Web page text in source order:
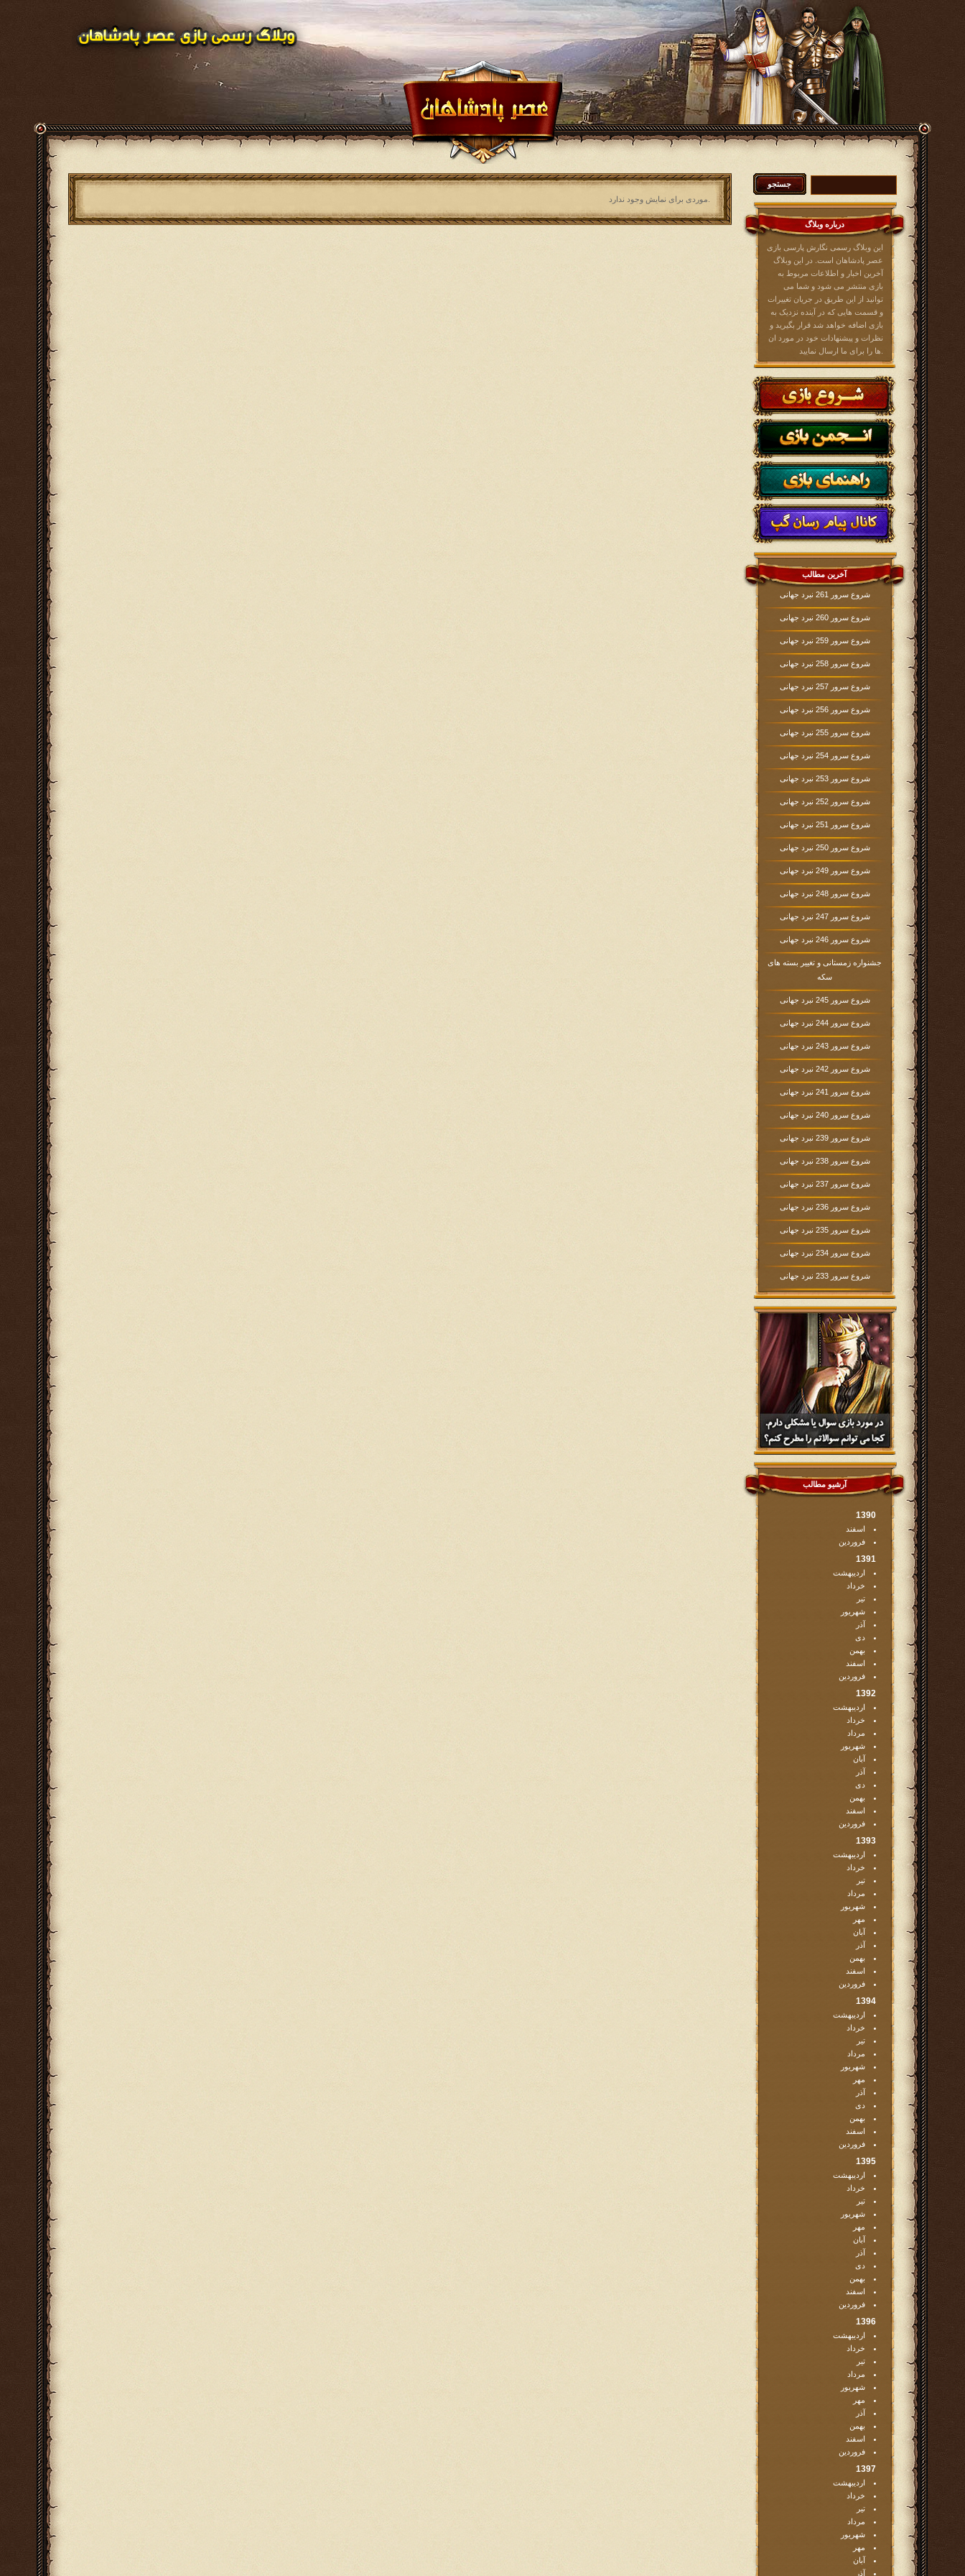
درباره وبلاگ
این وبلاگ رسمی نگارش پارسی بازی
عصر پادشاهان است. در این وبلاگ
آخرین اخبار و اطلاعات مربوط به
بازی منتشر می شود و شما می
توانید از این طریق در جریان تغییرات
و قسمت هایی که در آینده نزدیک به
بازی اضافه خواهد شد قرار بگیرید و
نظرات و پیشنهادات خود در مورد ان
آخرین مطالب
شروع سرور 261 نبرد جهانی
شروع سرور 260 نبرد جهانی
شروع سرور 259 نبرد جهانی
شروع سرور 258 نبرد جهانی
شروع سرور 257 نبرد جهانی
شروع سرور 256 نبرد جهانی
شروع سرور 255 نبرد جهانی
شروع سرور 254 نبرد جهانی
شروع سرور 253 نبرد جهانی
شروع سرور 252 نبرد جهانی
شروع سرور 251 نبرد جهانی
شروع سرور 250 نبرد جهانی
شروع سرور 249 نبرد جهانی
شروع سرور 248 نبرد جهانی
شروع سرور 247 نبرد جهانی
شروع سرور 246 نبرد جهانی
جشنواره زمستانی و تغییر بسته های
سکه
شروع سرور 245 نبرد جهانی
شروع سرور 244 نبرد جهانی
شروع سرور 243 نبرد جهانی
شروع سرور 242 نبرد جهانی
شروع سرور 241 نبرد جهانی
شروع سرور 240 نبرد جهانی
شروع سرور 239 نبرد جهانی
شروع سرور 238 نبرد جهانی
شروع سرور 237 نبرد جهانی
شروع سرور 236 نبرد جهانی
شروع سرور 235 نبرد جهانی
شروع سرور 234 نبرد جهانی
شروع سرور 233 نبرد جهانی
آرشیو مطالب
1390
اسفند
فروردین
1391
اردیبهشت
خرداد
تیر
شهریور
آذر
دی
بهمن
اسفند
فروردین
1392
اردیبهشت
خرداد
مرداد
شهریور
آبان
آذر
دی
بهمن
اسفند
فروردین
1393
اردیبهشت
خرداد
تیر
مرداد
شهریور
مهر
آبان
آذر
بهمن
اسفند
فروردین
1394
اردیبهشت
خرداد
تیر
مرداد
شهریور
مهر
آذر
دی
بهمن
اسفند
فروردین
1395
اردیبهشت
خرداد
تیر
شهریور
مهر
آبان
آذر
دی
بهمن
اسفند
فروردین
1396
اردیبهشت
خرداد
تیر
مرداد
شهریور
مهر
آذر
بهمن
اسفند
فروردین
1397
اردیبهشت
خرداد
تیر
مرداد
شهریور
مهر
آبان
آذر